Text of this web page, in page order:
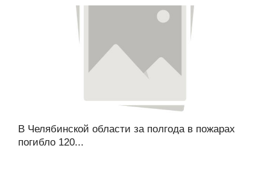
В Челябинской области за полгода в пожарах
погибло 120...